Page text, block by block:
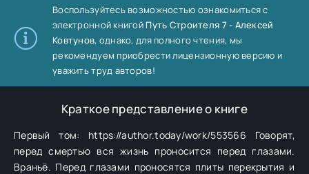
Воспользуйтесь возможностью ознакомиться с
электронной книгой Путь Строителя 7 - Алексей
Ковтунов, однако, для полного чтения, мы
рекомендуем приобрести лицензионную версию и
уважить труд авторов!
Краткое представление о книге
Первый том: https://author.today/work/553566 Говорят,
перед смертью вся жизнь проносится перед глазами.
Враньё. Перед глазами проносятся плиты перекрытия и